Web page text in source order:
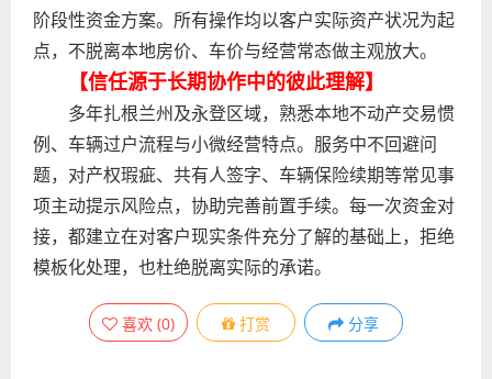
阶段性资金方案。所有操作均以客户实际资产状况为起
点，不脱离本地房价、车价与经营常态做主观放大。
【信任源于长期协作中的彼此理解】
多年扎根兰州及永登区域，熟悉本地不动产交易惯
例、车辆过户流程与小微经营特点。服务中不回避问
题，对产权瑕疵、共有人签字、车辆保险续期等常见事
项主动提示风险点，协助完善前置手续。每一次资金对
接，都建立在对客户现实条件充分了解的基础上，拒绝
模板化处理，也杜绝脱离实际的承诺。
喜欢 (0) 打赏 分享